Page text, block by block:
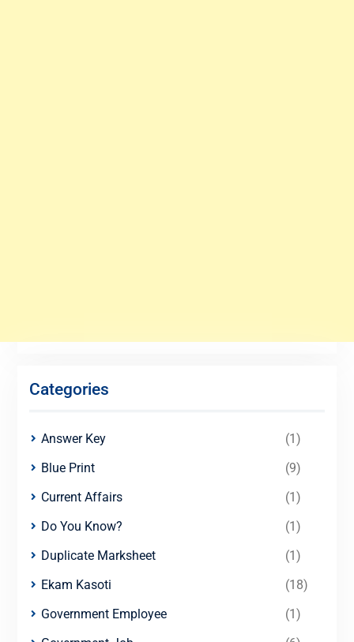
Categories
Answer Key
(1)
Blue Print
(9)
Current Affairs
(1)
Do You Know?
(1)
Duplicate Marksheet
(1)
Ekam Kasoti
(18)
Government Employee
(1)